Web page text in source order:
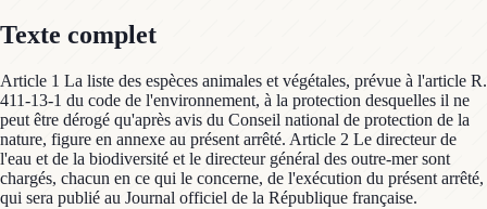
Texte complet
Article 1 La liste des espèces animales et végétales, prévue à l'article R.
411-13-1 du code de l'environnement, à la protection desquelles il ne
peut être dérogé qu'après avis du Conseil national de protection de la
nature, figure en annexe au présent arrêté. Article 2 Le directeur de
l'eau et de la biodiversité et le directeur général des outre-mer sont
chargés, chacun en ce qui le concerne, de l'exécution du présent arrêté,
qui sera publié au Journal officiel de la République française.